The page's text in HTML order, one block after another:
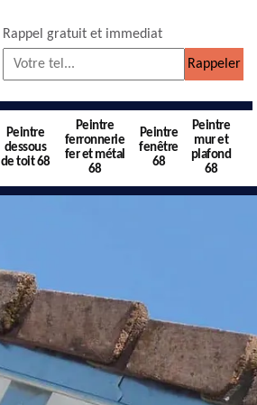
Rappel gratuit et immediat
Peintre
dessous
de toit 68
Peintre
ferronnerie
fer et métal
68
Peintre
fenêtre
68
Peintre
mur et
plafond
68